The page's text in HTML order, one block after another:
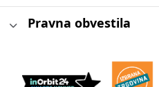
Pravna obvestila